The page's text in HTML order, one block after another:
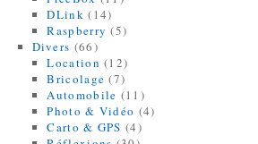
DLink (14)
Raspberry (5)
Divers (66)
Location (12)
Bricolage (7)
Automobile (11)
Photo & Vidéo (4)
Carto & GPS (4)